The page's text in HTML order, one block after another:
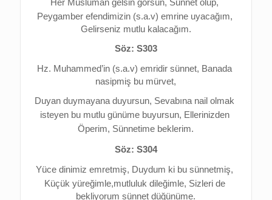
Her Müslüman gelsin görsün, Sünnet olup,
Gelirseniz mutlu kalacağım.
Söz: S303
Hz. Muhammed’in (s.a.v) emridir sünnet, Banada
nasipmiş bu mürvet,
Duyan duymayana duyursun, Sevabına nail olmak
isteyen bu mutlu günüme buyursun, Ellerinizden
Öperim, Sünnetime beklerim.
Söz: S304
Yüce dinimiz emretmiş,
Küçük yüreğimle,mutluluk dileğimle, Sizleri de
bekliyorum sünnet düğünüme.